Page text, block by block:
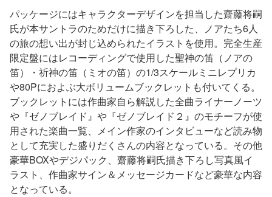
パッケージにはキャラクターデザインを担当した齋藤将嗣
氏が本サントラのためだけに描き下ろした、ノアたち6人
の旅の想い出が封じ込められたイラストを使用。完全生産
限定盤にはレコーディングで使用した聖神の笛（ノアの
笛）・祈神の笛（ミオの笛）の1/3スケールミニレプリカ
や80Pにおよぶ大ボリュームブックレットも付いてくる。
ブックレットには作曲家自ら解説した全曲ライナーノーツ
や『ゼノブレイド』や『ゼノブレイド２』のモチーフが使
用された楽曲一覧、メイン作家のインタビューなど読み物
として充実した盛りだくさんの内容となっている。その他
豪華BOXやデジパック、齋藤将嗣氏描き下ろし写真風イ
ラスト、作曲家サイン＆メッセージカードなど豪華な内容
となっている。